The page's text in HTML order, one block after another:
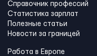
Справочник профессий
Статистика зарплат
Полезные статьи
Новости за границей
Работа в Европе